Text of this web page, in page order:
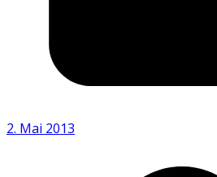
2. Mai 2013